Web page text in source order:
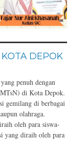
DEPOK
penuh dengan
di Kota Depok.
gemilang di berbagai
olahraga.
oleh para siswa-
yang diraih oleh para